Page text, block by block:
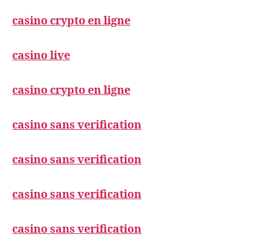
casino crypto en ligne
casino live
casino crypto en ligne
casino sans verification
casino sans verification
casino sans verification
casino sans verification